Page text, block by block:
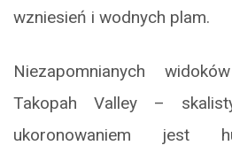
wzniesień i wodnych plam.
Niezapomnianych
Takopah Valley –
ukoronowaniem jest